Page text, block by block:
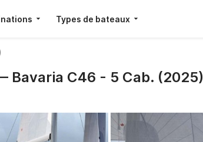
Types de bateaux
Bavaria C46 - 5 Cab. (2025)